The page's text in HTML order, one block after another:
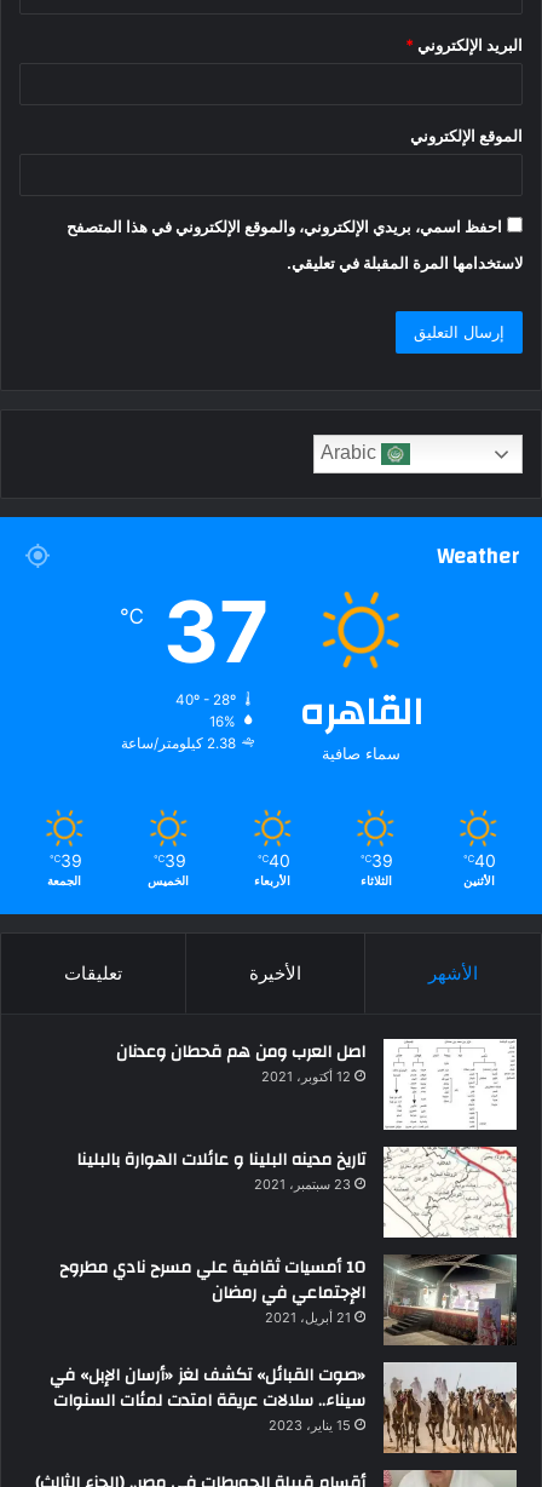
البريد الإلكتروني *
الموقع الإلكتروني
احفظ اسمي، بريدي الإلكتروني، والموقع الإلكتروني في هذا المتصفح
لاستخدامها المرة المقبلة في تعليقي.
Weather
القاهره
سماء صافية
37
℃
40º - 28º
16%
2.38 كيلومتر/ساعة
40
℃
الأثنين
39
℃
الثلاثاء
40
℃
الأربعاء
39
℃
الخميس
39
℃
الجمعة
الأشهر الأخيرة تعليقات
اصل العرب ومن هم قحطان وعدنان
12 أكتوبر، 2021
تاريخ مدينه البلينا و عائلات الهوارة بالبلينا
23 سبتمبر، 2021
10 أمسيات ثقافية علي مسرح نادي مطروح
الإجتماعي في رمضان
21 أبريل، 2021
«صوت القبائل» تكشف لغز «أرسان الإبل» في
سيناء.. سلالات عريقة امتدت لمئات السنوات
15 يناير، 2023